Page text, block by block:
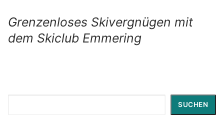
Grenzenloses Skivergnügen mit
dem Skiclub Emmering
SUCHEN